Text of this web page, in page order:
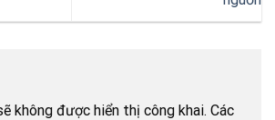
không được hiển thị công khai. Các